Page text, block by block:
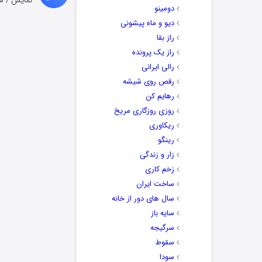
دومینو
دیو و ماه پیشونی
راز بقا
راز یک پرونده
رالی ایرانی
رقص روی شیشه
رهایم کن
روزی روزگاری مریخ
ریکاوری
رینگو
زار و زندگی
زخم کاری
ساخت ایران
سال های دور از خانه
سایه باز
سرگیجه
سقوط
سودا